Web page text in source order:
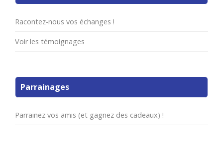
Racontez-nous vos échanges !
Voir les témoignages
Parrainages
Parrainez vos amis (et gagnez des cadeaux) !